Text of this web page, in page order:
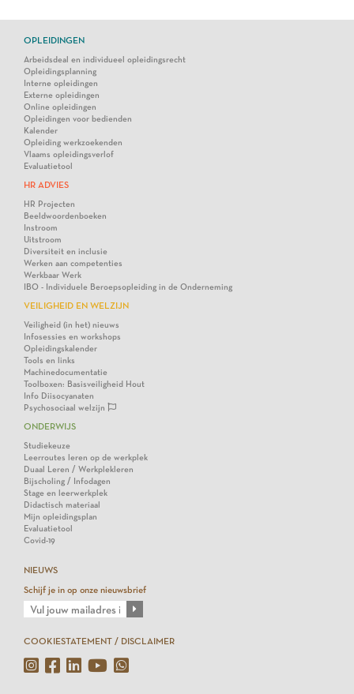
OPLEIDINGEN
Arbeidsdeal en individueel opleidingsrecht
Opleidingsplanning
Interne opleidingen
Externe opleidingen
Online opleidingen
Opleidingen voor bedienden
Kalender
Opleiding werkzoekenden
Vlaams opleidingsverlof
Evaluatietool
HR ADVIES
HR Projecten
Beeldwoordenboeken
Instroom
Uitstroom
Diversiteit en inclusie
Werken aan competenties
Werkbaar Werk
IBO - Individuele Beroepsopleiding in de Onderneming
VEILIGHEID EN WELZIJN
Veiligheid (in het) nieuws
Infosessies en workshops
Opleidingskalender
Tools en links
Machinedocumentatie
Toolboxen: Basisveiligheid Hout
Info Diisocyanaten
Psychosociaal welzijn
ONDERWIJS
Studiekeuze
Leerroutes leren op de werkplek
Duaal Leren / Werkplekleren
Bijscholing / Infodagen
Stage en leerwerkplek
Didactisch materiaal
Mijn opleidingsplan
Evaluatietool
Covid-19
NIEUWS
Schijf je in op onze nieuwsbrief
COOKIESTATEMENT / DISCLAIMER